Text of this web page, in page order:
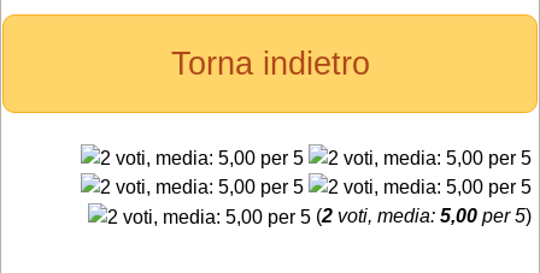
Torna indietro
(2 voti, media: 5,00 per 5)